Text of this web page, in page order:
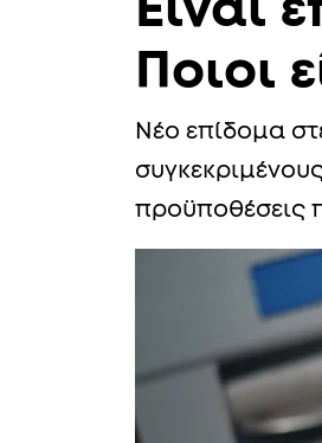
Είναι
Ποιοι
Νέο επίδομα
προϋποθέσεις